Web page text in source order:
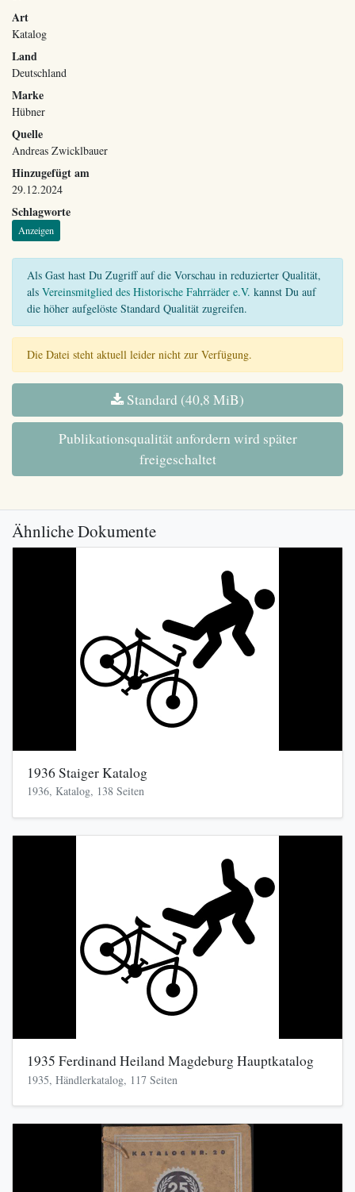
Art
Katalog
Land
Deutschland
Marke
Hübner
Quelle
Andreas Zwicklbauer
Hinzugefügt am
29.12.2024
Schlagworte
Anzeigen
Als Gast hast Du Zugriff auf die Vorschau in reduzierter Qualität,
als Vereinsmitglied des Historische Fahrräder e.V. kannst Du auf
die höher aufgelöste Standard Qualität zugreifen.
Die Datei steht aktuell leider nicht zur Verfügung.
Standard (40,8 MiB)
Publikationsqualität anfordern wird später
freigeschaltet
Ähnliche Dokumente
1936 Staiger Katalog
1936, Katalog, 138 Seiten
1935 Ferdinand Heiland Magdeburg Hauptkatalog
1935, Händlerkatalog, 117 Seiten